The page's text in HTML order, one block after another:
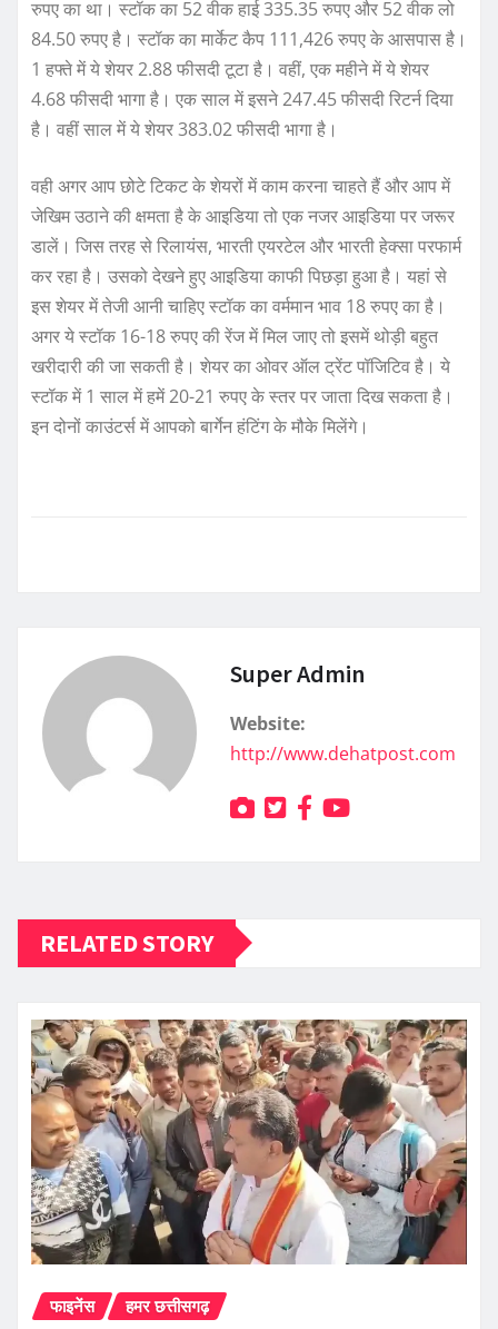
रुपए का था। स्टॉक का 52 वीक हाई 335.35 रुपए और 52 वीक लो
84.50 रुपए है। स्टॉक का मार्केट कैप 111,426 रुपए के आसपास है।
1 हफ्ते में ये शेयर 2.88 फीसदी टूटा है। वहीं, एक महीने में ये शेयर
4.68 फीसदी भागा है। एक साल में इसने 247.45 फीसदी रिटर्न दिया
है। वहीं साल में ये शेयर 383.02 फीसदी भागा है।
वही अगर आप छोटे टिकट के शेयरों में काम करना चाहते हैं और आप में
जेखिम उठाने की क्षमता है के आइडिया तो एक नजर आइडिया पर जरूर
डालें। जिस तरह से रिलायंस, भारती एयरटेल और भारती हेक्सा परफार्म
कर रहा है। उसको देखने हुए आइडिया काफी पिछड़ा हुआ है। यहां से
इस शेयर में तेजी आनी चाहिए स्टॉक का वर्ममान भाव 18 रुपए का है।
अगर ये स्टॉक 16-18 रुपए की रेंज में मिल जाए तो इसमें थोड़ी बहुत
खरीदारी की जा सकती है। शेयर का ओवर ऑल ट्रेंट पॉजिटिव है। ये
स्टॉक में 1 साल में हमें 20-21 रुपए के स्तर पर जाता दिख सकता है।
इन दोनों काउंटर्स में आपको बार्गेन हंटिंग के मौके मिलेंगे।
Super Admin
Website:
http://www.dehatpost.com
RELATED STORY
फाइनेंस हमर छत्तीसगढ़